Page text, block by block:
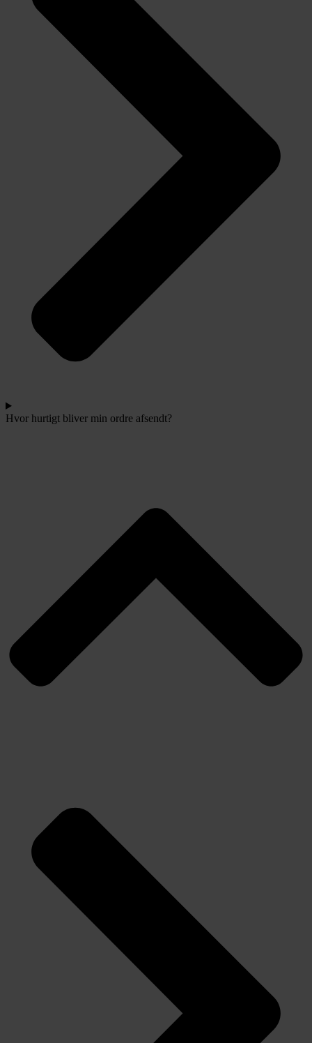
Hvor hurtigt bliver min ordre afsendt?